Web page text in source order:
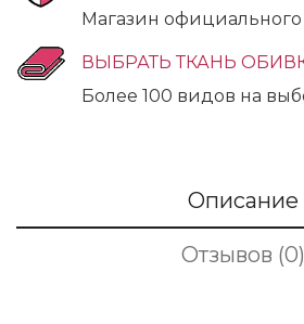
Магазин
ВЫБРАТЬ ТКАНЬ
Более 100 видов на
Описание
Отзывов (0)